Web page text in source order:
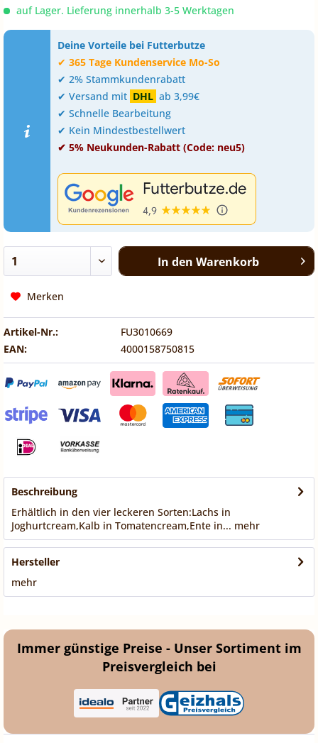
auf Lager. Lieferung innerhalb 3-5 Werktagen
Deine Vorteile bei Futterbutze
✔ 365 Tage Kundenservice Mo-So
✔ 2% Stammkundenrabatt
✔ Versand mit DHL ab 3,99€
✔ Schnelle Bearbeitung
✔ Kein Mindestbestellwert
✔ 5% Neukunden-Rabatt (Code: neu5)
In den Warenkorb
Merken
Artikel-Nr.:
FU3010669
EAN:
4000158750815
Beschreibung
Erhältlich in den vier leckeren Sorten:Lachs in
Joghurtcream,Kalb in Tomatencream,Ente in... mehr
Hersteller
mehr
Immer günstige Preise - Unser Sortiment im
Preisvergleich bei